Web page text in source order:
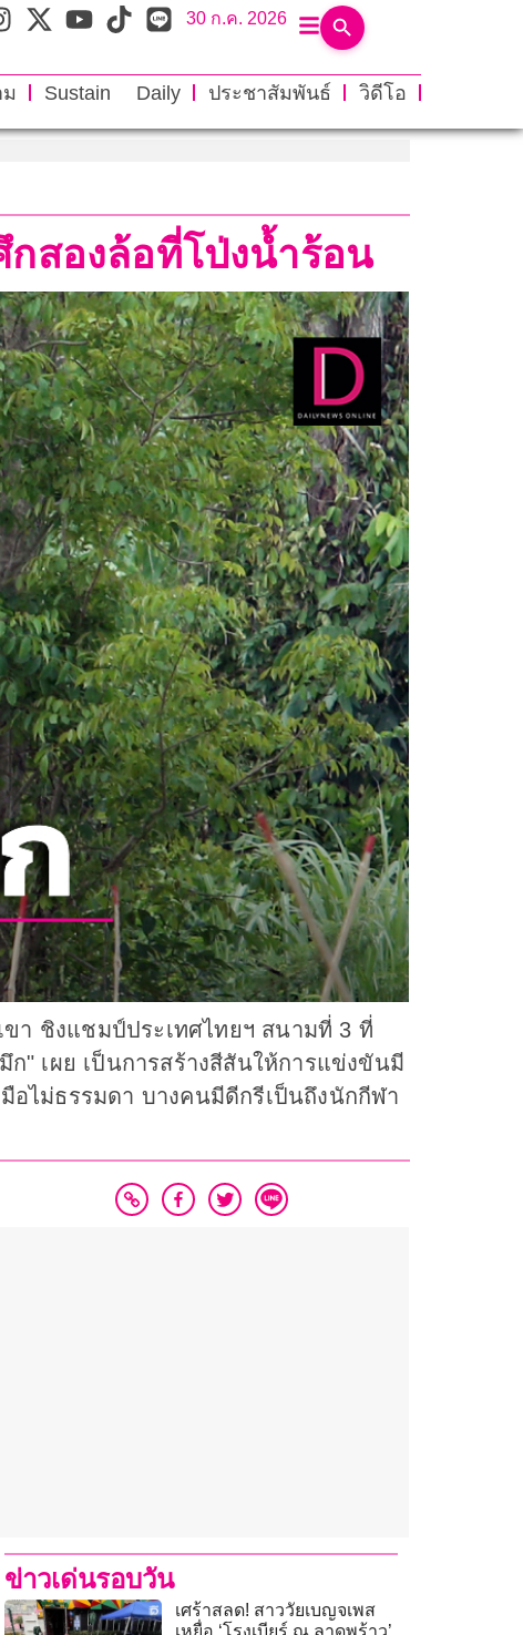
30 ก.ค. 2026
Sustain Daily ประชาสัมพันธ์
วิดีโอ
สองล้อที่โป่งน้ำร้อน
า ชิงแชมป์ประเทศไทยฯ สนามที่ 3 ที่
" เผย เป็นการสร้างสีสันให้การแข่งขันมี
ไม่ธรรมดา บางคนมีดีกรีเป็นถึงนักกีฬา
ข่าวเด่นรอบวัน
เศร้าสลด! สาววัยเบญจเพส